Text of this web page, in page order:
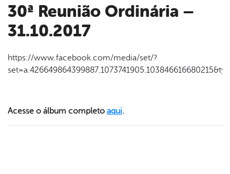
30ª Reunião Ordinária –
31.10.2017
https://www.facebook.com/media/set/?
Acesse o álbum completo aqui.